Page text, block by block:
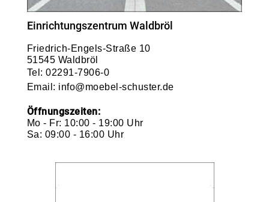
Einrichtungszentrum Waldbröl
Friedrich-Engels-Straße 10
51545 Waldbröl
Tel:02291-7906-0
Email: info@moebel-schuster.de
Öffnungszeiten:
Mo - Fr: 10:00 - 19:00 Uhr
Sa: 09:00 - 16:00 Uhr